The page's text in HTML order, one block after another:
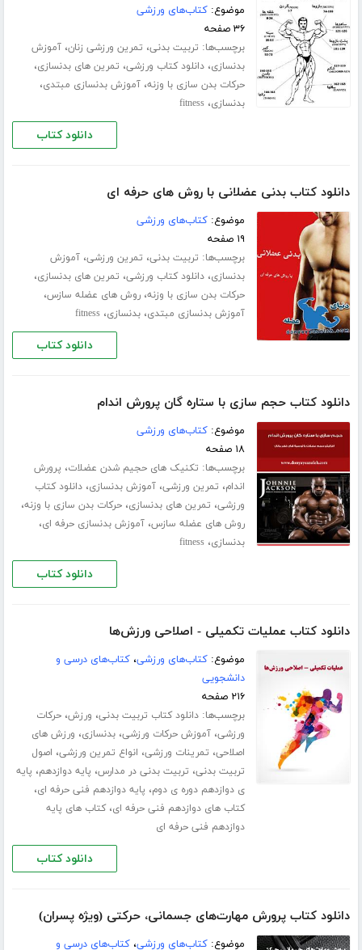
موضوع:کتاب‌های ورزشی
۳۶ صفحه
برچسب‌ها: تربیت بدنی، تمرین ورزشی زنان،آموزش
بدنسازی،دانلود کتاب ورزشی، تمرین های بدنسازی،
حرکات بدن سازی با وزنه،آموزش بدنسازی مبتدی،
بدنسازی،fitness
دانلود کتاب
دانلود کتاب بدنی عضلانی با روش های حرفه ای
موضوع:کتاب‌های ورزشی
۱۹ صفحه
برچسب‌ها: تربیت بدنی، تمرین ورزشی،آموزش
بدنسازی،دانلود کتاب ورزشی، تمرین های بدنسازی،
حرکات بدن سازی با وزنه،روش های عضله سازس،
آموزش بدنسازی مبتدی،بدنسازی،fitness
دانلود کتاب
دانلود کتاب حجم سازی با ستاره گان پرورش اندام
موضوع:کتاب‌های ورزشی
۱۸ صفحه
برچسب‌ها: تکنیک های حجیم شدن عضلات، پرورش
اندام، تمرین ورزشی،آموزش بدنسازی،دانلود کتاب
ورزشی، تمرین های بدنسازی،حرکات بدن سازی با وزنه،
روش های عضله سازس،آموزش بدنسازی حرفه ای،
بدنسازی،fitness
دانلود کتاب
دانلود کتاب عملیات تکمیلی - اصلاحی ورزش‌ها
موضوع:کتاب‌های ورزشی،کتاب‌های درسی و
دانشجویی
۲۱۶ صفحه
برچسب‌ها:دانلود کتاب تربیت بدنی، ورزش،حرکات
ورزشی،آموزش حرکات ورزشی،بدنسازی، ورزش های
اصلاحی، تمرینات ورزشی، انواع تمرین ورزشی، اصول
تربیت بدنی، تربیت بدنی در مدارس، پایه دوازدهم، پایه
ی دوازدهم دوره ی دوم، پایه دوازدهم فنی حرفه ای،
کتاب های دوازدهم فنی حرفه ای،کتاب های پایه
دوازدهم فنی حرفه ای
دانلود کتاب
دانلود کتاب پرورش مهارت‌های جسمانی، حرکتی (ویژه پسران)
موضوع:کتاب‌های ورزشی،کتاب‌های درسی و